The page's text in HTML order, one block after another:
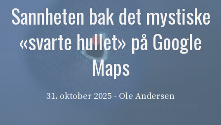
Sannheten bak det mystiske
«svarte hullet» på Google
Maps
31. oktober 2025 - Ole Andersen